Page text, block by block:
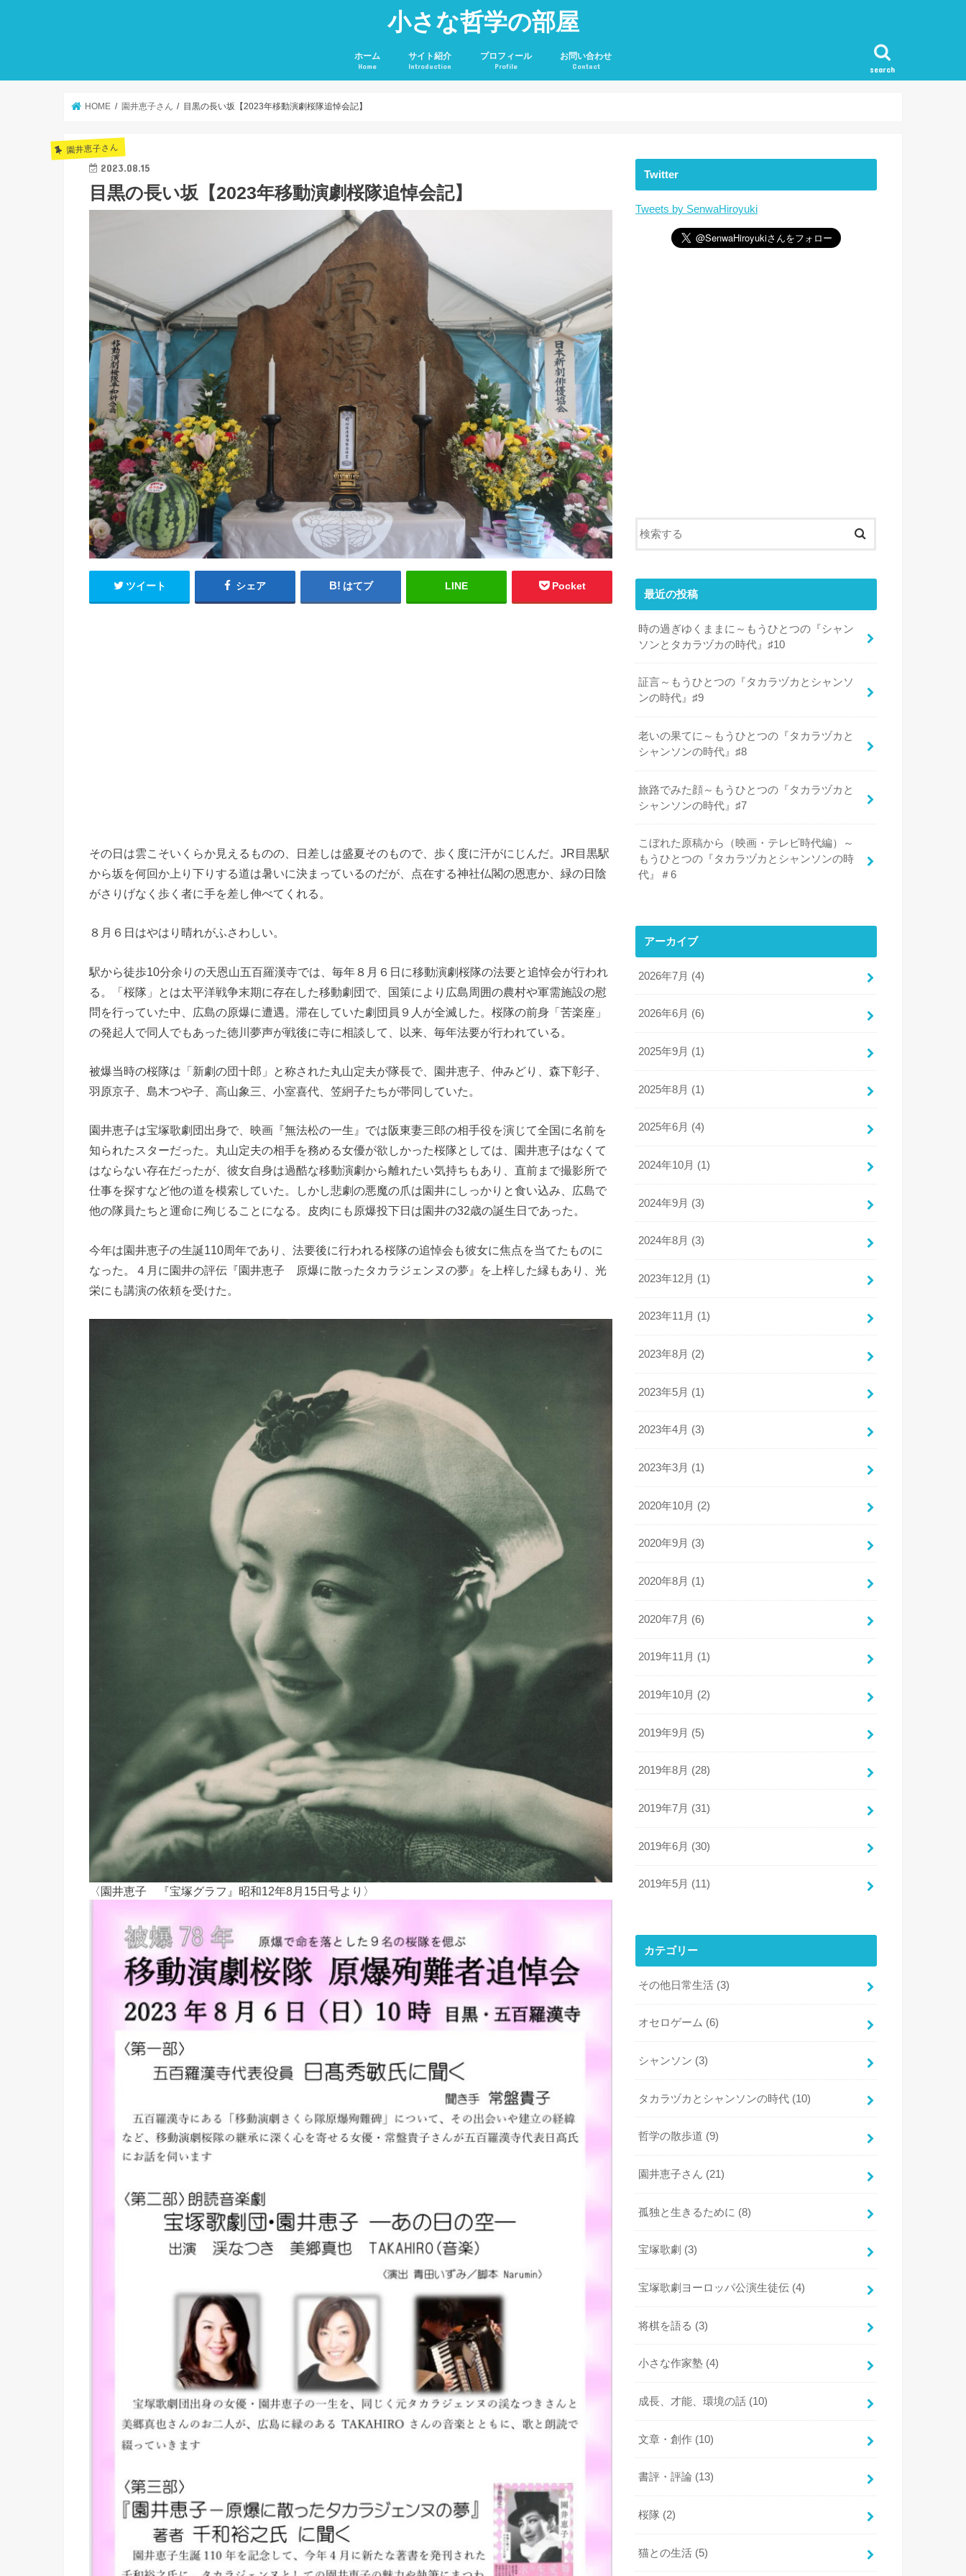
小さな哲学の部屋
search
ホーム
Home
サイト紹介
Introduction
プロフィール
Profile
お問い合わせ
Contact
HOME 園井恵子さん 目黒の長い坂【2023年移動演劇桜隊追悼会記】
園井恵子さん
2023.08.15
目黒の長い坂【2023年移動演劇桜隊追悼会記】
ツイート シェア はてブ LINE Pocket
その日は雲こそいくらか見えるものの、日差しは盛夏そのもので、歩く度に汗がにじんだ。JR目黒駅
から坂を何回か上り下りする道は暑いに決まっているのだが、点在する神社仏閣の恩恵か、緑の日陰
がさりげなく歩く者に手を差し伸べてくれる。
８月６日はやはり晴れがふさわしい。
駅から徒歩10分余りの天恩山五百羅漢寺では、毎年８月６日に移動演劇桜隊の法要と追悼会が行われ
る。「桜隊」とは太平洋戦争末期に存在した移動劇団で、国策により広島周囲の農村や軍需施設の慰
問を行っていた中、広島の原爆に遭遇。滞在していた劇団員９人が全滅した。桜隊の前身「苦楽座」
の発起人で同人でもあった徳川夢声が戦後に寺に相談して、以来、毎年法要が行われている。
被爆当時の桜隊は「新劇の団十郎」と称された丸山定夫が隊長で、園井恵子、仲みどり、森下彰子、
羽原京子、島木つや子、高山象三、小室喜代、笠絅子たちが帯同していた。
園井恵子は宝塚歌劇団出身で、映画『無法松の一生』では阪東妻三郎の相手役を演じて全国に名前を
知られたスターだった。丸山定夫の相手を務める女優が欲しかった桜隊としては、園井恵子はなくて
はならない存在だったが、彼女自身は過酷な移動演劇から離れたい気持ちもあり、直前まで撮影所で
仕事を探すなど他の道を模索していた。しかし悲劇の悪魔の爪は園井にしっかりと食い込み、広島で
他の隊員たちと運命に殉じることになる。皮肉にも原爆投下日は園井の32歳の誕生日であった。
今年は園井恵子の生誕110周年であり、法要後に行われる桜隊の追悼会も彼女に焦点を当てたものに
なった。４月に園井の評伝『園井恵子 原爆に散ったタカラジェンヌの夢』を上梓した縁もあり、光
栄にも講演の依頼を受けた。
〈園井恵子 『宝塚グラフ』昭和12年8月15日号より〉
Twitter
Tweets by SenwaHiroyuki
最近の投稿
時の過ぎゆくままに～もうひとつの『シャン
ソンとタカラヅカの時代』♯10
証言～もうひとつの『タカラヅカとシャンソ
ンの時代』♯9
老いの果てに～もうひとつの『タカラヅカと
シャンソンの時代』♯8
旅路でみた顔～もうひとつの『タカラヅカと
シャンソンの時代』♯7
こぼれた原稿から（映画・テレビ時代編）～
もうひとつの『タカラヅカとシャンソンの時
代』＃6
アーカイブ
2026年7月 (4)
2026年6月 (6)
2025年9月 (1)
2025年8月 (1)
2025年6月 (4)
2024年10月 (1)
2024年9月 (3)
2024年8月 (3)
2023年12月 (1)
2023年11月 (1)
2023年8月 (2)
2023年5月 (1)
2023年4月 (3)
2023年3月 (1)
2020年10月 (2)
2020年9月 (3)
2020年8月 (1)
2020年7月 (6)
2019年11月 (1)
2019年10月 (2)
2019年9月 (5)
2019年8月 (28)
2019年7月 (31)
2019年6月 (30)
2019年5月 (11)
カテゴリー
その他日常生活 (3)
オセロゲーム (6)
シャンソン (3)
タカラヅカとシャンソンの時代 (10)
哲学の散歩道 (9)
園井恵子さん (21)
孤独と生きるために (8)
宝塚歌劇 (3)
宝塚歌劇ヨーロッパ公演生徒伝 (4)
将棋を語る (3)
小さな作家塾 (4)
成長、才能、環境の話 (10)
文章・創作 (10)
書評・評論 (13)
桜隊 (2)
猫との生活 (5)